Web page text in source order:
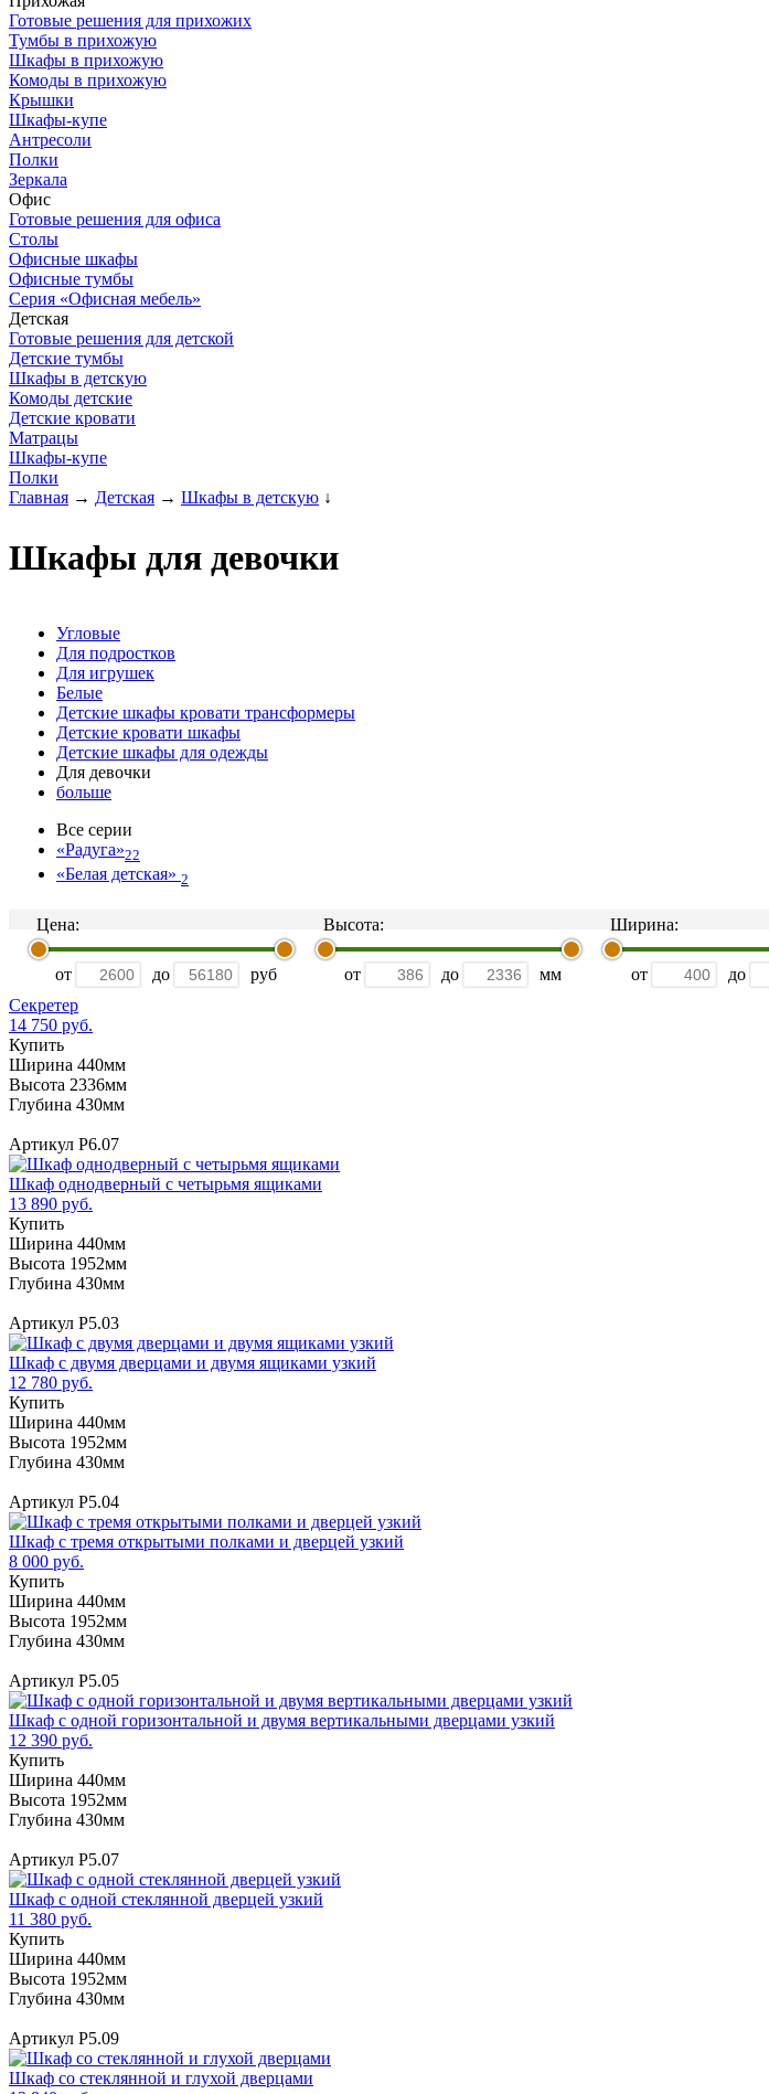
Готовые решения для прихожих
Тумбы в прихожую
Шкафы в прихожую
Комоды в прихожую
Крышки
Шкафы-купе
Антресоли
Полки
Зеркала
Офис
Готовые решения для офиса
Столы
Офисные шкафы
Офисные тумбы
Серия «Офисная мебель»
Детская
Готовые решения для детской
Детские тумбы
Шкафы в детскую
Комоды детские
Детские кровати
Матрацы
Шкафы-купе
Полки
Главная → Детская → Шкафы в детскую ↓
Шкафы для девочки
Угловые
Для подростков
Для игрушек
Белые
Детские шкафы кровати трансформеры
Детские кровати шкафы
Детские шкафы для одежды
Для девочки
больше
Все серии
«Радуга»22
«Белая детская» 2
Цена:
от до руб
Высота:
от до мм
Ширина:
от до
Секретер
14 750 руб.
Купить
Ширина 440мм
Высота 2336мм
Глубина 430мм
Артикул Р6.07
Шкаф однодверный с четырьмя ящиками
13 890 руб.
Купить
Ширина 440мм
Высота 1952мм
Глубина 430мм
Артикул Р5.03
Шкаф с двумя дверцами и двумя ящиками узкий
12 780 руб.
Купить
Ширина 440мм
Высота 1952мм
Глубина 430мм
Артикул Р5.04
Шкаф с тремя открытыми полками и дверцей узкий
8 000 руб.
Купить
Ширина 440мм
Высота 1952мм
Глубина 430мм
Артикул Р5.05
Шкаф с одной горизонтальной и двумя вертикальными дверцами узкий
12 390 руб.
Купить
Ширина 440мм
Высота 1952мм
Глубина 430мм
Артикул Р5.07
Шкаф с одной стеклянной дверцей узкий
11 380 руб.
Купить
Ширина 440мм
Высота 1952мм
Глубина 430мм
Артикул Р5.09
Шкаф со стеклянной и глухой дверцами